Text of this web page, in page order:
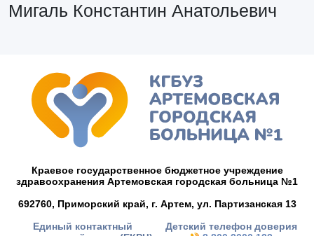
Мигаль Константин Анатольевич
Краевое государственное бюджетное учреждение
здравоохранения Артемовская городская больница №1
692760, Приморский край, г. Артем, ул. Партизанская 13
Единый контактный
Детский телефон доверия